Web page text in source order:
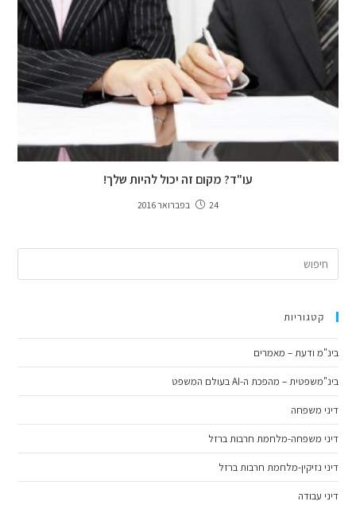
עו"ד? מקום זה יכול להיות שלך!
24 בפברואר 2016
קטגוריות
בינ"מ ודעת – מאמרים
בינ"משפטית – מהפכת ה-AI בעולם המשפט
דיני משפחה
דיני משפחה-מלחמת חרבות ברזל
דיני נזיקין-מלחמת חרבות ברזל
דיני עבודה